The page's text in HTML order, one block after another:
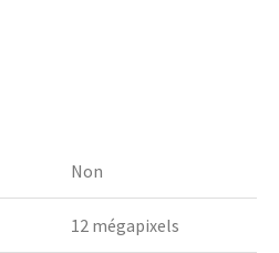
Non
12 mégapixels